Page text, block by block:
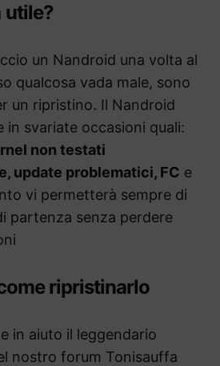
utile?
un Nandroid una volta al
qualcosa vada male, sono
un ripristino. Il Nandroid
in svariate occasioni quali:
non testati
update problematici, FC e
vi permetterà sempre di
partenza senza perdere
ripristinarlo
in aiuto il leggendario
nostro forum Tonisauffa